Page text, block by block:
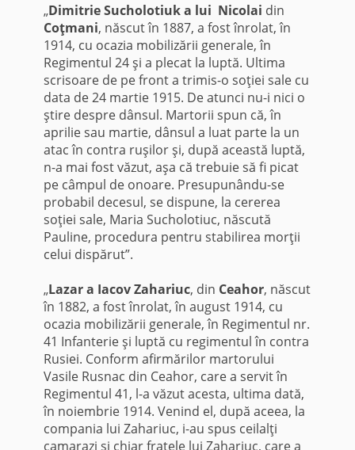
„Dimitrie Sucholotiuk a lui Nicolai din
Coţmani, născut în 1887, a fost înrolat, în
1914, cu ocazia mobilizării generale, în
Regimentul 24 şi a plecat la luptă. Ultima
scrisoare de pe front a trimis-o soţiei sale cu
data de 24 martie 1915. De atunci nu-i nici o
ştire despre dânsul. Martorii spun că, în
aprilie sau martie, dânsul a luat parte la un
atac în contra ruşilor şi, după această luptă,
n-a mai fost văzut, aşa că trebuie să fi picat
pe câmpul de onoare. Presupunându-se
probabil decesul, se dispune, la cererea
soţiei sale, Maria Sucholotiuc, născută
Pauline, procedura pentru stabilirea morţii
celui dispărut”.
„Lazar a Iacov Zahariuc, din Ceahor, născut
în 1882, a fost înrolat, în august 1914, cu
ocazia mobilizării generale, în Regimentul nr.
41 Infanterie şi luptă cu regimentul în contra
Rusiei. Conform afirmărilor martorului
Vasile Rusnac din Ceahor, care a servit în
Regimentul 41, l-a văzut acesta, ultima dată,
în noiembrie 1914. Venind el, după aceea, la
compania lui Zahariuc, i-au spus ceilalţi
camarazi şi chiar fratele lui Zahariuc, care a